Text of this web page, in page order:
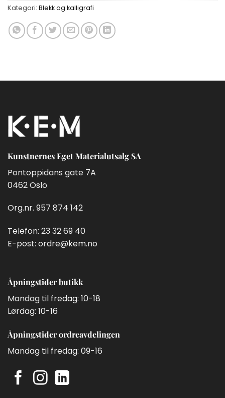
Kategori: Blekk og kalligrafi
Kunstnernes Eget Materialutsalg SA
Pontoppidans gate 7A
0462 Oslo
Org.nr. 957 874 142
Telefon: 23 32 69 40
E-post: ordre@kem.no
Åpningstider butikk
Mandag til fredag: 10-18
Lørdag: 10-16
Åpningstider ordreavdelingen
Mandag til fredag: 09-16